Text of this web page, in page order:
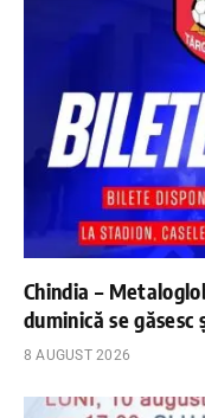
Chindia –
duminică se găsesc
8 AUGUST 2026